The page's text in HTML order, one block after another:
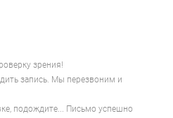
зрения!
запись. Мы перезвоним и
подождите... Письмо успешно